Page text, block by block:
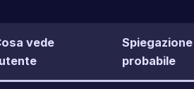
vede
Spiegazione
probabile